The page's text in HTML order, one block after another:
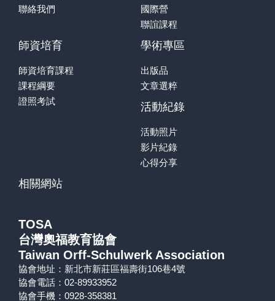
聯絡我們
國際營
聯誼課程
師資培育
師資培育課程
課程綱要
證照考試
學術專區
出版品
文章選粹
活動紀錄
活動照片
影片紀錄
心得分享
相關網站
TOSA
台灣奧福教育協會
Taiwan Orff-Schulwerk Association
協會地址：新北市新莊區福壽街106巷4號
協會電話：02-89933952
協會手機：0928-358381